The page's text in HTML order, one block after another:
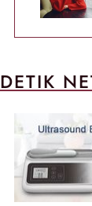
DETIK